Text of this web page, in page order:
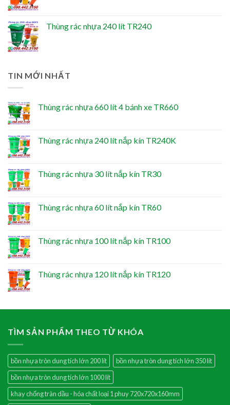
Thùng rác nhựa 240 lít TR240
TIN MỚI NHẤT
Thùng rác nhựa 660 lít 4 bánh xe TR660
Thùng rác nhựa 240 lít nắp kín TR240K
Thùng rác nhựa 30 lít nắp kín TR30
Thùng rác nhựa 60 lít nắp kín TR60
Thùng rác nhựa 100 lít nắp kín TR100
Thùng rác nhựa 120 lít nắp kín TR120
TÌM SẢN PHẨM THEO TỪ KHÓA
bồn nhựa tròn dung tích lớn 200 lít
bồn nhựa tròn dung tích lớn 350 lít
bồn nhựa tròn dung tích lớn 1000 lít
khay chống tràn dầu - hóa chất loại 1 phuy 720x720x160mm